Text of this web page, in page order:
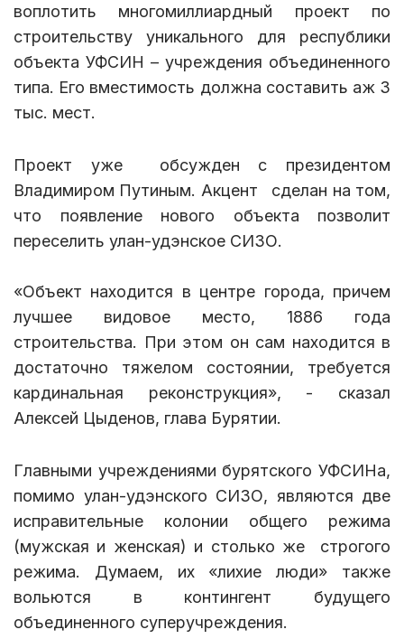
воплотить многомиллиардный проект по
строительству уникального для республики
объекта УФСИН – учреждения объединенного
типа. Его вместимость должна составить аж 3
тыс. мест.
Проект уже обсужден с президентом
Владимиром Путиным. Акцент сделан на том,
что появление нового объекта позволит
переселить улан-удэнское СИЗО.
«Объект находится в центре города, причем
лучшее видовое место, 1886 года
строительства. При этом он сам находится в
достаточно тяжелом состоянии, требуется
кардинальная реконструкция», - сказал
Алексей Цыденов, глава Бурятии.
Главными учреждениями бурятского УФСИНа,
помимо улан-удэнского СИЗО, являются две
исправительные колонии общего режима
(мужская и женская) и столько же строгого
режима. Думаем, их «лихие люди» также
вольются в контингент будущего
объединенного суперучреждения.